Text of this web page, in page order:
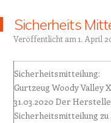
Sicherheits
Veröffentlicht am 1. April
Sicherheitsmitteilung:
Gurtzeug Woody Valley
31.03.2020 Der
Sicherheitsmitteilung